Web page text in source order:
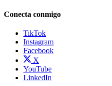
Conecta conmigo
TikTok
Instagram
Facebook
X
YouTube
LinkedIn